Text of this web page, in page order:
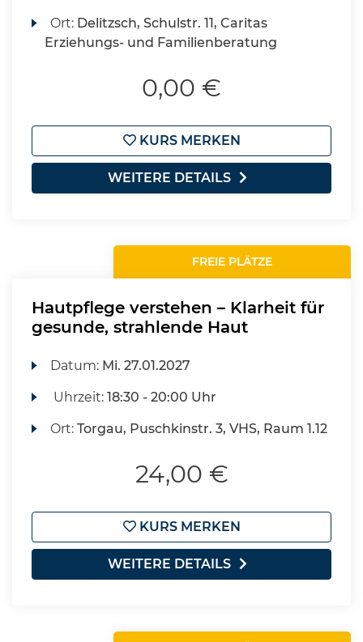
Ort: Delitzsch, Schulstr. 11, Caritas
Erziehungs- und Familienberatung
0,00 €
KURS MERKEN
WEITERE DETAILS
FREIE PLÄTZE
Hautpflege verstehen – Klarheit für
gesunde, strahlende Haut
Datum: Mi. 27.01.2027
Uhrzeit:18:30 - 20:00 Uhr
Ort:Torgau, Puschkinstr. 3, VHS, Raum 1.12
24,00 €
KURS MERKEN
WEITERE DETAILS